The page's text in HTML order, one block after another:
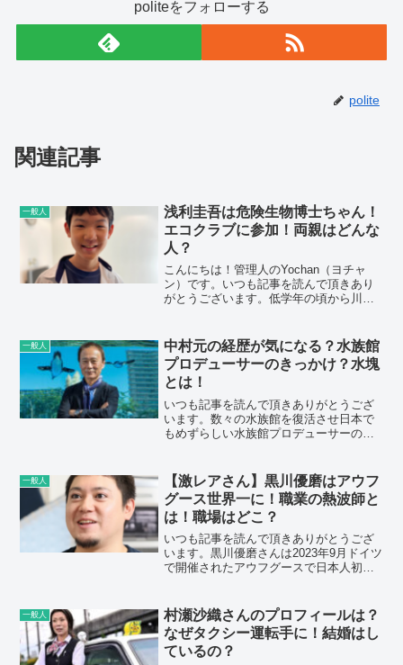
politeをフォローする
polite
関連記事
一般人
浅利圭吾は危険生物博士ちゃん！
エコクラブに参加！両親はどんな
人？
こんにちは！管理人のYochan（ヨチャ
ン）です。いつも記事を読んで頂きあり
がとうございます。低学年の頃から川の
た。この記事では浅利圭吾さんの・危険
生物博士・エコクラブ...
一般人
中村元の経歴が気になる？水族館
プロデューサーのきっかけ？水塊
とは！
いつも記事を読んで頂きありがとうござ
います。数々の水族館を復活させ日本で
もめずらしい水族館プロデューサーの中
プロデューサー仕事・水塊と水族館・ま
とめについてお伝えいたし...
一般人
【激レアさん】黒川優磨はアウフ
グース世界一に！職業の熱波師と
は！職場はどこ？
いつも記事を読んで頂きありがとうござ
います。黒川優磨さんは2023年9月ドイツ
で開催されたアウフグースで日本人初の
大会で世界一になられた黒川優磨さんが
気になり書いてみま...
一般人
村瀬沙織さんのプロフィールは？
なぜタクシー運転手に！結婚はし
ているの？